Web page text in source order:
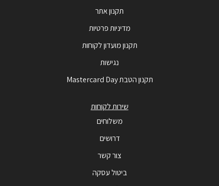
תקנון אתר
מדיניות פרטיות
תקנון מועדון לקוחות
נגישות
תקנון הטבת Mastercard Day
שירות לקוחות
משלוחים
דרושים
צור קשר
ביטול עסקה